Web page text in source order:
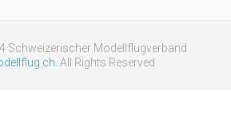
Schweizerischer Modellflugverband
. All Rights Reserved